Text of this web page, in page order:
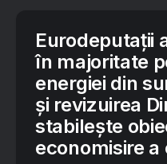
Eurodeputații
în majoritate
energiei din
și revizuirea
stabilește
economisire a